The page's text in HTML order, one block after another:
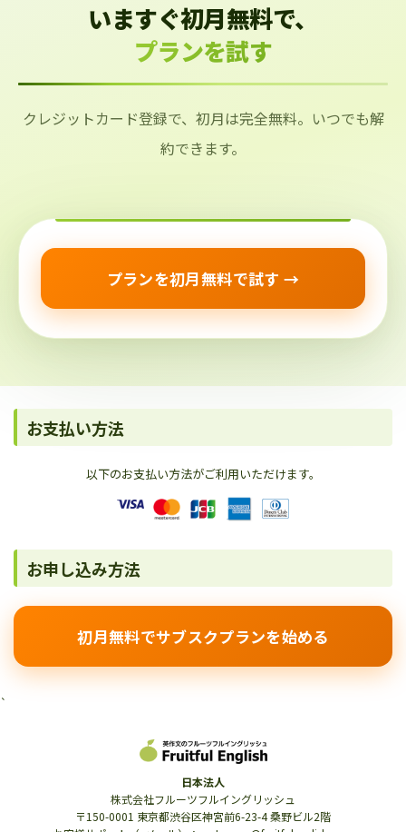
いますぐ初月無料で、
プランを試す
クレジットカード登録で、初月は完全無料。いつでも解
約できます。
プランを初月無料で試す →
お支払い方法
以下のお支払い方法がご利用いただけます。
お申し込み方法
初月無料でサブスクプランを始める
`
日本法人
株式会社フルーツフルイングリッシュ
〒150-0001 東京都渋谷区神宮前6-23-4 桑野ビル2階